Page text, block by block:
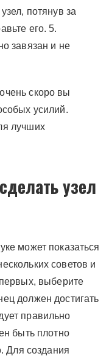
потянув за
его. 5.
завязан и не
скоро вы
усилий.
лучших
узел
может показаться
советов и
выберите
должен достигать
правильно
быть плотно
Для создания